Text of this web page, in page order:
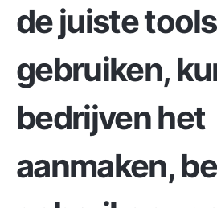
de juiste
gebruiken,
bedrijven het
aanmaken,